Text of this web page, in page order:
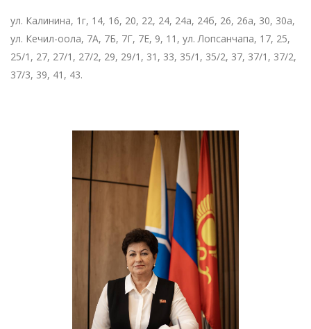
ул. Калинина, 1г, 14, 16, 20, 22, 24, 24а, 24б, 26, 26а, 30, 30а,
ул. Кечил-оола, 7А, 7Б, 7Г, 7Е, 9, 11, ул. Лопсанчапа, 17, 25,
25/1, 27, 27/1, 27/2, 29, 29/1, 31, 33, 35/1, 35/2, 37, 37/1, 37/2,
37/3, 39, 41, 43.